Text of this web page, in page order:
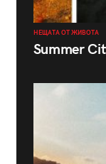
НЕЩАТА ОТ ЖИВОТА
Summer